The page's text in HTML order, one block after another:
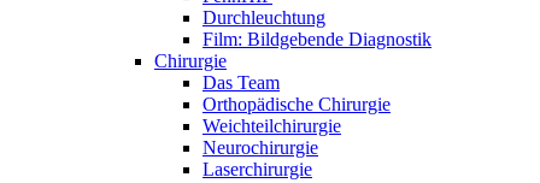
Durchleuchtung
Film: Bildgebende Diagnostik
Chirurgie
Das Team
Orthopädische Chirurgie
Weichteilchirurgie
Neurochirurgie
Laserchirurgie